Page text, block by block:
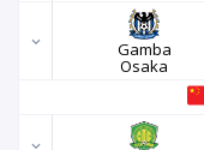
Gamba
Osaka